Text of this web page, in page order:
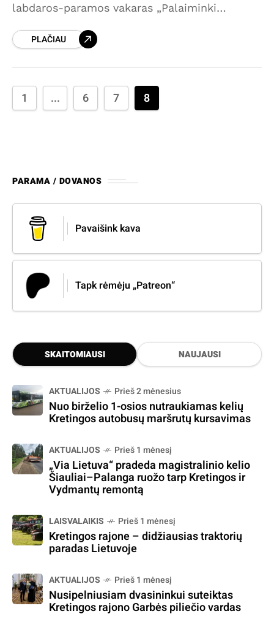
labdaros-paramos vakaras „Palaiminki
atlikėjo Ivars Pētersons ir gyvo garso grupės
PLAČIAU
1 ... 6 7 8
PARAMA / DOVANOS
Pavaišink kava
Tapk rėmėju „Patreon“
SKAITOMIAUSI NAUJAUSI
AKTUALIJOS Prieš 2 mėnesius
Nuo birželio 1-osios nutraukiamas kelių
Kretingos autobusų maršrutų kursavimas
AKTUALIJOS Prieš 1 mėnesį
„Via Lietuva“ pradeda magistralinio kelio
Šiauliai–Palanga ruožo tarp Kretingos ir
Vydmantų remontą
LAISVALAIKIS Prieš 1 mėnesį
Kretingos rajone – didžiausias traktorių
paradas Lietuvoje
AKTUALIJOS Prieš 1 mėnesį
Nusipelniusiam dvasininkui suteiktas
Kretingos rajono Garbės piliečio vardas